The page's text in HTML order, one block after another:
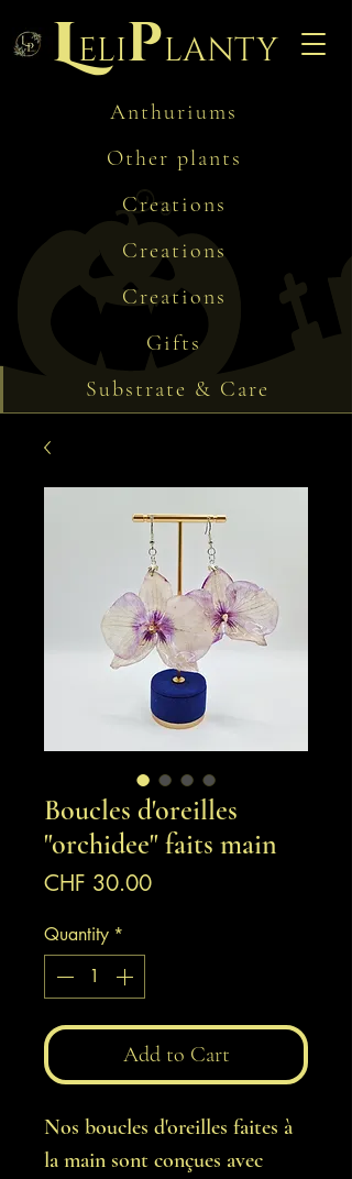
Leliplanty
Anthuriums
Other plants
Creations
Creations
Creations
Gifts
Substrate & Care
Boucles d'oreilles
"orchidee" faits main
CHF 30.00Price
Quantity *
Add to Cart
Nos boucles d'oreilles faites à
la main sont conçues avec